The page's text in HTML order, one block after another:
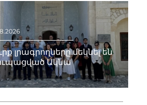
լրագրողները մեկնել են
Ակնա